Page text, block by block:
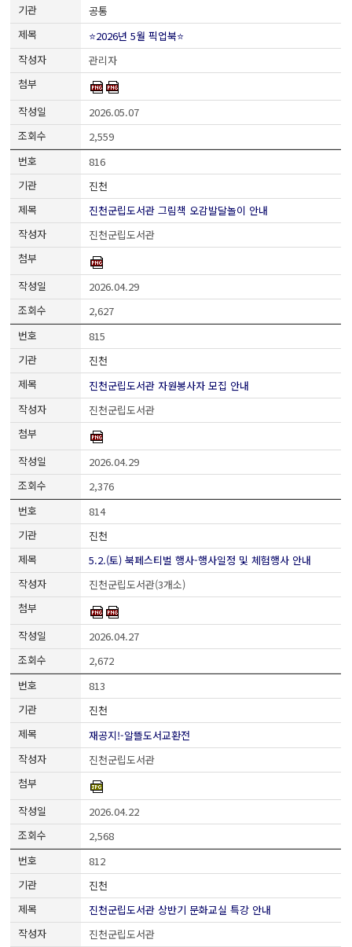
공통
⭐2026년 5월 픽업북⭐
관리자
2026.05.07
2,559
816
진천
진천군립도서관 그림책 오감발달놀이 안내
진천군립도서관
2026.04.29
2,627
815
진천
진천군립도서관 자원봉사자 모집 안내
진천군립도서관
2026.04.29
2,376
814
진천
5.2.(토) 북페스티벌 행사-행사일정 및 체험행사 안내
진천군립도서관(3개소)
2026.04.27
2,672
813
진천
재공지!-알뜰도서교환전
진천군립도서관
2026.04.22
2,568
812
진천
진천군립도서관 상반기 문화교실 특강 안내
진천군립도서관